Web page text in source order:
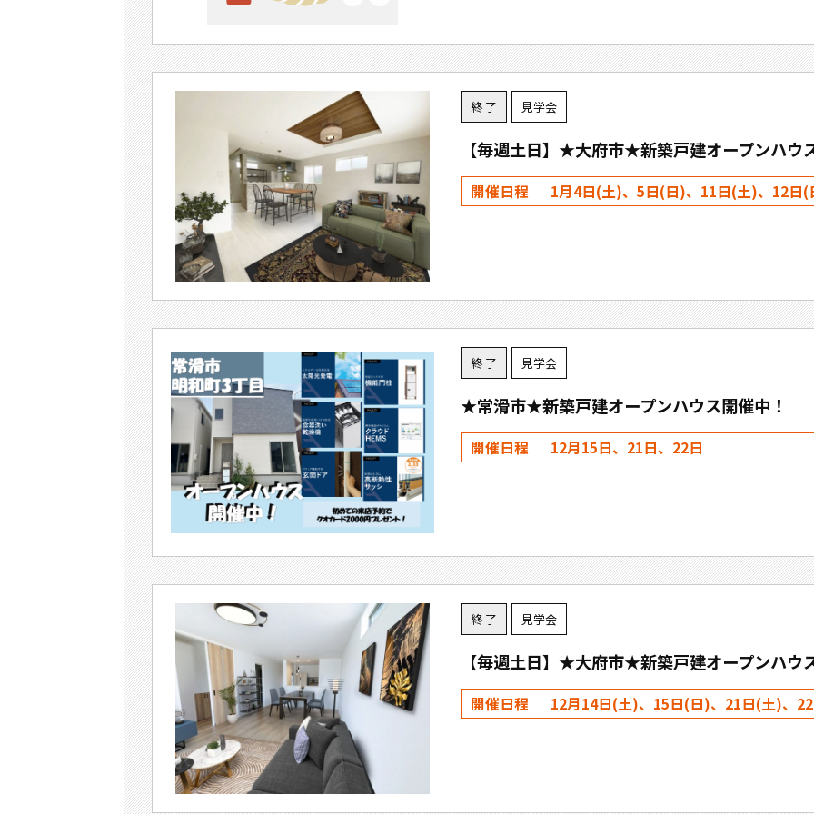
終 了 見学会
【毎週土日】★大府市★新築戸建オープンハウ
開催日程 1月4日(土)、5日(日)、11日(土)、12日(
終 了 見学会
★常滑市★新築戸建オープンハウス開催中！
開催日程 12月15日、21日、22日
終 了 見学会
【毎週土日】★大府市★新築戸建オープンハウ
開催日程 12月14日(土)、15日(日)、21日(土)、